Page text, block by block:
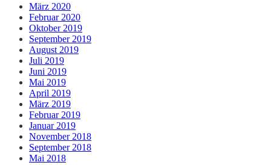
März 2020
Februar 2020
Oktober 2019
September 2019
August 2019
Juli 2019
Juni 2019
Mai 2019
April 2019
März 2019
Februar 2019
Januar 2019
November 2018
September 2018
Mai 2018